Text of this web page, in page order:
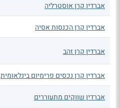
אברדין קרן אוסטרליה
אברדין קרן הכנסות אסיה
אברדין קרן זהב
אברדין קרן נכסים פרימיום בינלאומית
אברדין שווקים מתעוררים